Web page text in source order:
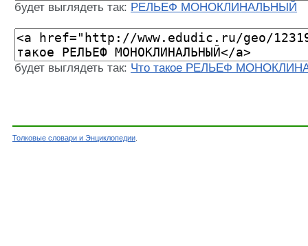
будет выглядеть так: РЕЛЬЕФ МОНОКЛИНАЛЬНЫЙ
будет выглядеть так: Что такое РЕЛЬЕФ
Толковые словари и Энциклопедии